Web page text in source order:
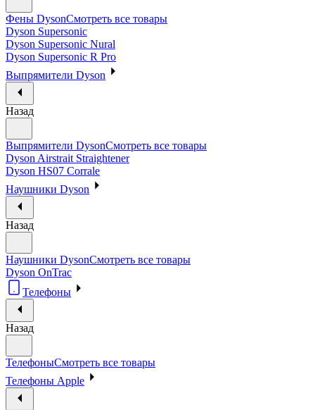
Фены DysonСмотреть все товары
Dyson Supersonic
Dyson Supersonic Nural
Dyson Supersonic R Pro
Выпрямители Dyson
Назад
Выпрямители DysonСмотреть все товары
Dyson Airstrait Straightener
Dyson HS07 Corrale
Наушники Dyson
Назад
Наушники DysonСмотреть все товары
Dyson OnTrac
Телефоны
Назад
ТелефоныСмотреть все товары
Телефоны Apple